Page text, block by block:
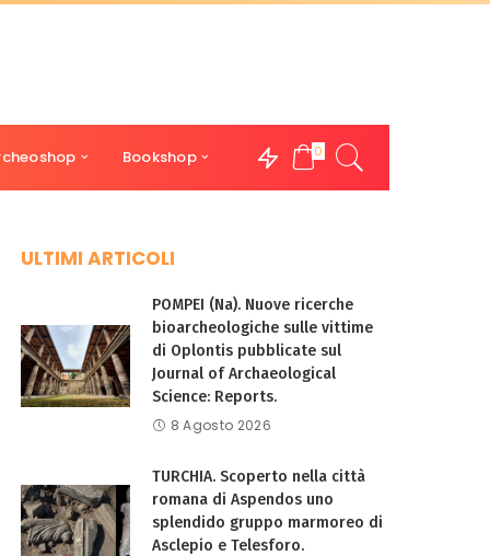
Bookshop 0
ULTIMI ARTICOLI
POMPEI (Na). Nuove ricerche
bioarcheologiche sulle vittime
di Oplontis pubblicate sul
Journal of Archaeological
Science: Reports.
8 Agosto 2026
TURCHIA. Scoperto nella città
romana di Aspendos uno
splendido gruppo marmoreo di
Asclepio e Telesforo.